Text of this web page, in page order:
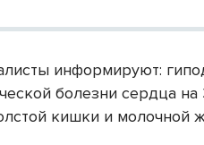
информируют:
болезни сердца на
кишки и молочной